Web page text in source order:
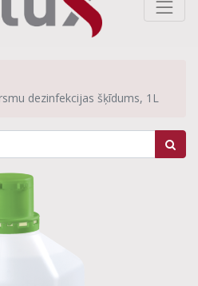
dezinfekcijas šķīdums, 1L